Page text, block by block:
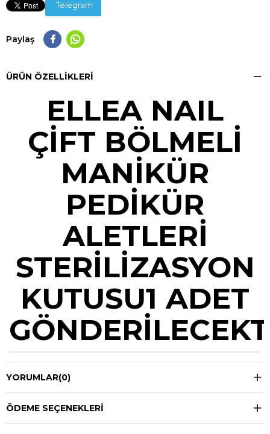
Telegram
Paylaş
ÜRÜN ÖZELLIKLERI
ELLEA NAIL
ÇİFT BÖLMELİ
MANİKÜR
PEDİKÜR
ALETLERİ
STERİLİZASYON
KUTUSU1 ADET
YORUMLAR(0)
ÖDEME SEÇENEKLERI